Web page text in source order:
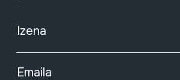
Izena
Emaila